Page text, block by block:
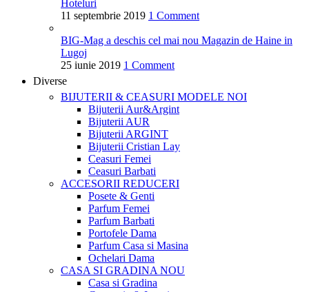
Hoteluri
11 septembrie 2019 1 Comment
BIG-Mag a deschis cel mai nou Magazin de Haine in
Lugoj
25 iunie 2019 1 Comment
Diverse
BIJUTERII & CEASURI MODELE NOI
Bijuterii Aur&Argint
Bijuterii AUR
Bijuterii ARGINT
Bijuterii Cristian Lay
Ceasuri Femei
Ceasuri Barbati
ACCESORII REDUCERI
Posete & Genti
Parfum Femei
Parfum Barbati
Portofele Dama
Parfum Casa si Masina
Ochelari Dama
CASA SI GRADINANOU
Casa si Gradina